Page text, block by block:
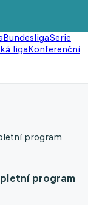
BundesligaSerie
ligaKonferenční
program
program